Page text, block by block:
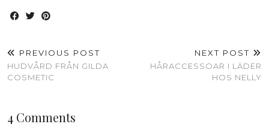
PREVIOUS POST
HUDVÅRD FRÅN GILDA
COSMETIC
NEXT POST
HÅRACCESSOAR I LÄDER
HOS NELLY
4 Comments